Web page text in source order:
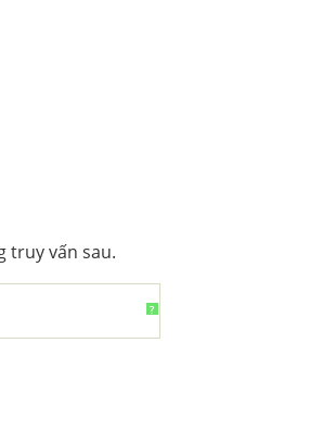
truy vấn sau.
?